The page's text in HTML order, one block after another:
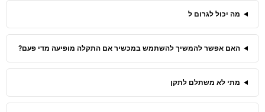
מה יכול לגרום ל
האם אפשר להמשיך להשתמש במכשיר אם התקלה מופיעה מדי פעם?
מתי לא משתלם לתקן